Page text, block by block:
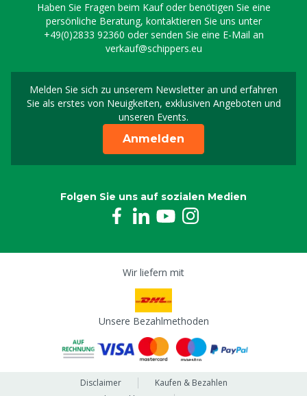
Haben Sie Fragen beim Kauf oder benötigen Sie eine
persönliche Beratung, kontaktieren Sie uns unter
+49(0)2833 92360 oder senden Sie eine E-Mail an
verkauf@schippers.eu
Melden Sie sich zu unserem Newsletter an und erfahren
Sie als erstes von Neuigkeiten, exklusiven Angeboten und
unseren Events.
Melden Sie sich für
Anmelden
Folgen Sie uns auf sozialen Medien
Wir liefern mit
Unsere Bezahlmethoden
Disclaimer
Kaufen & Bezahlen